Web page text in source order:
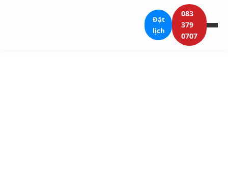
Đặt
lịch
083
379
0707